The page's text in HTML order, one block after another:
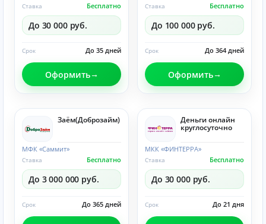
Бесплатно
Ставка
До 30 000 руб.
До 35 дней
Срок
Оформить
Бесплатно
Ставка
До 100 000 руб.
До 364 дней
Срок
Оформить
Заём(Доброзайм)
МФК «Саммит»
Бесплатно
Ставка
До 3 000 000 руб.
До 365 дней
Срок
Деньги онлайн
круглосуточно
МКК «ФИНТЕРРА»
Бесплатно
Ставка
До 30 000 руб.
До 21 дня
Срок